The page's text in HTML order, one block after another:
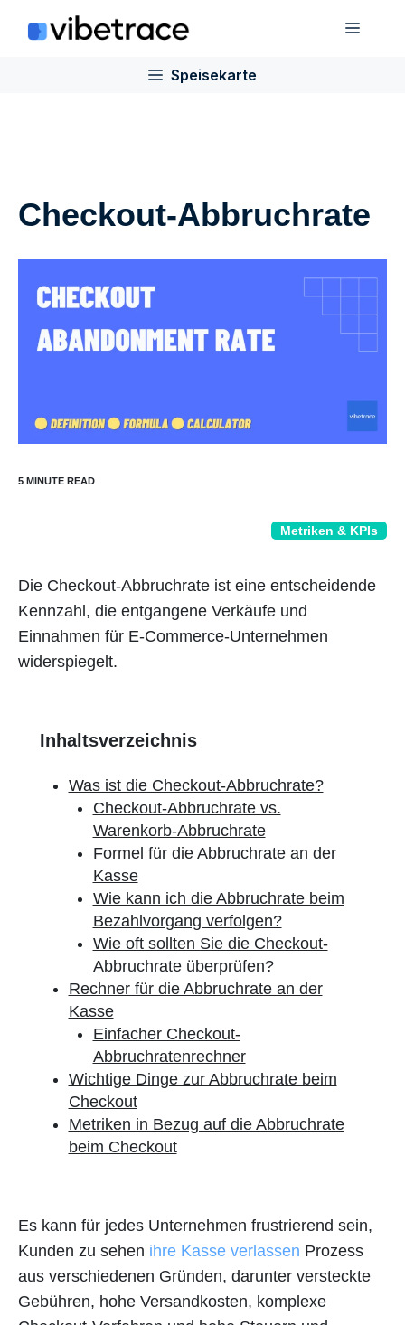
Inhalt
Speisekarte
Checkout-Abbruchrate
Metriken & KPIs
Die Checkout-Abbruchrate ist eine entscheidende
Kennzahl, die entgangene Verkäufe und
Einnahmen für E-Commerce-Unternehmen
widerspiegelt.
Inhaltsverzeichnis
Was ist die Checkout-Abbruchrate?
Checkout-Abbruchrate vs.
Warenkorb-Abbruchrate
Formel für die Abbruchrate an der
Kasse
Wie kann ich die Abbruchrate beim
Bezahlvorgang verfolgen?
Wie oft sollten Sie die Checkout-
Abbruchrate überprüfen?
Rechner für die Abbruchrate an der
Kasse
Einfacher Checkout-
Abbruchratenrechner
Wichtige Dinge zur Abbruchrate beim
Checkout
Metriken in Bezug auf die Abbruchrate
beim Checkout
Es kann für jedes Unternehmen frustrierend sein,
Kunden zu sehen ihre Kasse verlassen Prozess
aus verschiedenen Gründen, darunter versteckte
Gebühren, hohe Versandkosten, komplexe